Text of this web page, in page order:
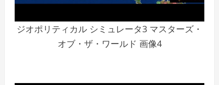
ジオポリティカル シミュレータ3 マスターズ・
オブ・ザ・ワールド 画像4